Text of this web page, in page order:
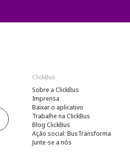
ClickBus
Sobre a ClickBus
Imprensa
Baixar o aplicativo
Trabalhe na ClickBus
Blog ClickBus
Ação social: BusTransforma
Junte-se a nós